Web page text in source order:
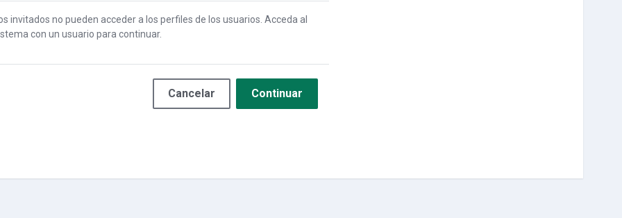
invitados no pueden acceder a los perfiles de los usuarios. Acceda al
con un usuario para continuar.
Cancelar Continuar